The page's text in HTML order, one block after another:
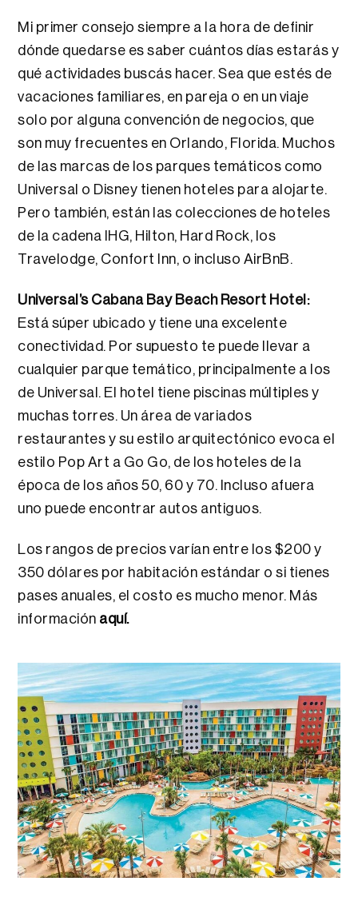
Mi primer consejo siempre a la hora de definir
dónde quedarse es saber cuántos días estarás y
qué actividades buscás hacer. Sea que estés de
vacaciones familiares, en pareja o en un viaje
solo por alguna convención de negocios, que
son muy frecuentes en Orlando, Florida. Muchos
de las marcas de los parques temáticos como
Universal o Disney tienen hoteles para alojarte.
Pero también, están las colecciones de hoteles
de la cadena IHG, Hilton, Hard Rock, los
Travelodge, Confort Inn, o incluso AirBnB.
Universal’s Cabana Bay Beach Resort Hotel:
Está súper ubicado y tiene una excelente
conectividad. Por supuesto te puede llevar a
cualquier parque temático, principalmente a los
de Universal. El hotel tiene piscinas múltiples y
muchas torres. Un área de variados
restaurantes y su estilo arquitectónico evoca el
estilo Pop Art a Go Go, de los hoteles de la
época de los años 50, 60 y 70. Incluso afuera
uno puede encontrar autos antiguos.
Los rangos de precios varían entre los $200 y
350 dólares por habitación estándar o si tienes
pases anuales, el costo es mucho menor. Más
información aquí.